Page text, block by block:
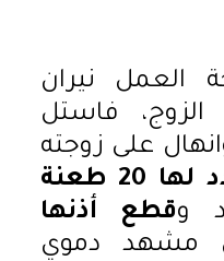
العمل نيران
فاستل
على زوجته
سدد لها 20 طعنة
وقطع أذنها
مشهد دموي